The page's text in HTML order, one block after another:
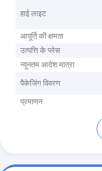
हाई लाइट
आपूर्ति की क्षमता
उत्पत्ति के प्लेस
न्यूनतम आदेश मात्रा
पैकेजिंग विवरण
प्रमाणन